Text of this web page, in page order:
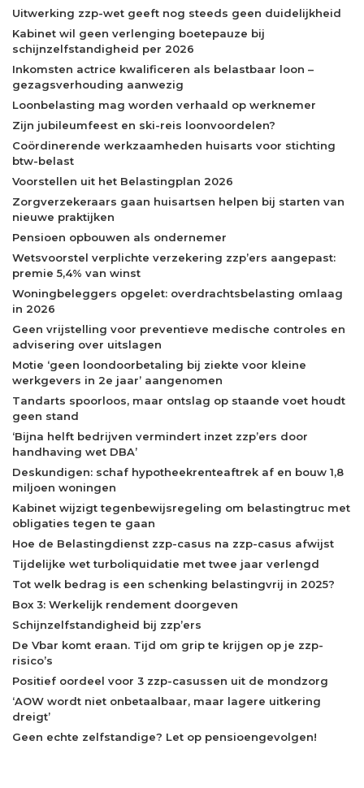
Uitwerking zzp-wet geeft nog steeds geen duidelijkheid
Kabinet wil geen verlenging boetepauze bij
schijnzelfstandigheid per 2026
Inkomsten actrice kwalificeren als belastbaar loon –
gezagsverhouding aanwezig
Loonbelasting mag worden verhaald op werknemer
Zijn jubileumfeest en ski-reis loonvoordelen?
Coördinerende werkzaamheden huisarts voor stichting
btw-belast
Voorstellen uit het Belastingplan 2026
Zorgverzekeraars gaan huisartsen helpen bij starten van
nieuwe praktijken
Pensioen opbouwen als ondernemer
Wetsvoorstel verplichte verzekering zzp’ers aangepast:
premie 5,4% van winst
Woningbeleggers opgelet: overdrachtsbelasting omlaag
in 2026
Geen vrijstelling voor preventieve medische controles en
advisering over uitslagen
Motie ‘geen loondoorbetaling bij ziekte voor kleine
werkgevers in 2e jaar’ aangenomen
Tandarts spoorloos, maar ontslag op staande voet houdt
geen stand
‘Bijna helft bedrijven vermindert inzet zzp’ers door
handhaving wet DBA’
Deskundigen: schaf hypotheekrenteaftrek af en bouw 1,8
miljoen woningen
Kabinet wijzigt tegenbewijsregeling om belastingtruc met
obligaties tegen te gaan
Hoe de Belastingdienst zzp-casus na zzp-casus afwijst
Tijdelijke wet turboliquidatie met twee jaar verlengd
Tot welk bedrag is een schenking belastingvrij in 2025?
Box 3: Werkelijk rendement doorgeven
Schijnzelfstandigheid bij zzp’ers
De Vbar komt eraan. Tijd om grip te krijgen op je zzp-
risico’s
Positief oordeel voor 3 zzp-casussen uit de mondzorg
‘AOW wordt niet onbetaalbaar, maar lagere uitkering
dreigt’
Geen echte zelfstandige? Let op pensioengevolgen!